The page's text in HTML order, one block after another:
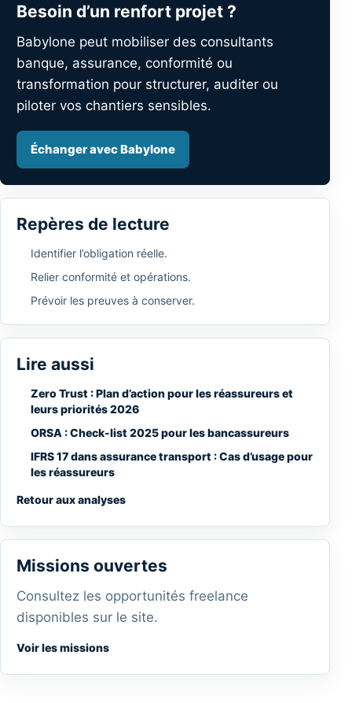
Besoin d’un renfort projet ?
Babylone peut mobiliser des consultants
banque, assurance, conformité ou
transformation pour structurer, auditer ou
piloter vos chantiers sensibles.
Échanger avec Babylone
Repères de lecture
Identifier l’obligation réelle.
Relier conformité et opérations.
Prévoir les preuves à conserver.
Lire aussi
Zero Trust : Plan d’action pour les réassureurs et
leurs priorités 2026
ORSA : Check-list 2025 pour les bancassureurs
IFRS 17 dans assurance transport : Cas d’usage pour
les réassureurs
Retour aux analyses
Missions ouvertes
Consultez les opportunités freelance
disponibles sur le site.
Voir les missions